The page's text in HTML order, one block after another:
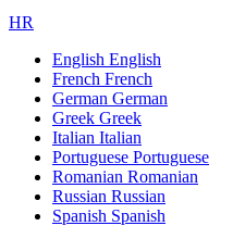
HR
English English
French French
German German
Greek Greek
Italian Italian
Portuguese Portuguese
Romanian Romanian
Russian Russian
Spanish Spanish